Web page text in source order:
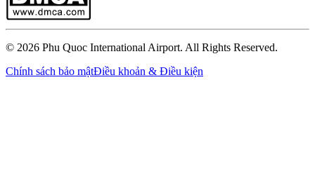
© 2026 Phu Quoc International Airport. All Rights Reserved.
Chính sách bảo mậtĐiều khoản & Điều kiện